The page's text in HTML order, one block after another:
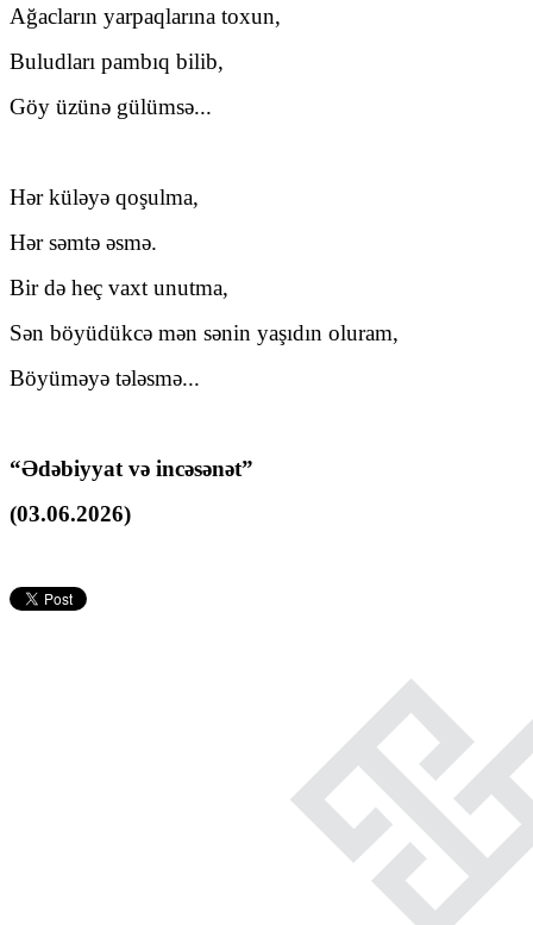
Ağacların yarpaqlarına toxun,
Buludları pambıq bilib,
Göy üzünə gülümsə...
Hər küləyə qoşulma,
Hər səmtə əsmə.
Bir də heç vaxt unutma,
Sən böyüdükcə mən sənin yaşıdın oluram,
Böyüməyə tələsmə...
“Ədəbiyyat və incəsənət”
(03.06.2026)